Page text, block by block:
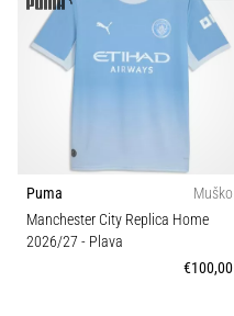
Puma
Muško
Manchester City Replica Home
2026/27 - Plava
€100,00